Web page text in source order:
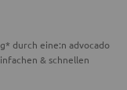
durch eine:n advocado
& schnellen